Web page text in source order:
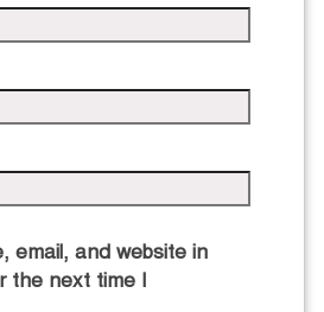
email, and website in
the next time I